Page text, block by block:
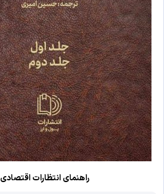
راهنمای انتظارات اقتصادی